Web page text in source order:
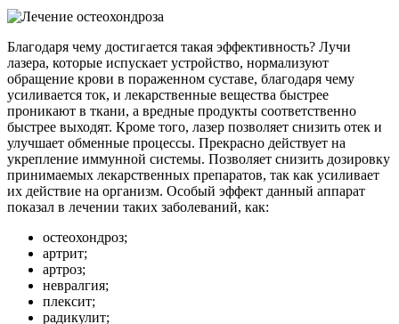
Благодаря чему достигается такая эффективность? Лучи
лазера, которые испускает устройство, нормализуют
обращение крови в пораженном суставе, благодаря чему
усиливается ток, и лекарственные вещества быстрее
проникают в ткани, а вредные продукты соответственно
быстрее выходят. Кроме того, лазер позволяет снизить отек и
улучшает обменные процессы. Прекрасно действует на
укрепление иммунной системы. Позволяет снизить дозировку
принимаемых лекарственных препаратов, так как усиливает
их действие на организм. Особый эффект данный аппарат
показал в лечении таких заболеваний, как:
остеохондроз;
артрит;
артроз;
невралгия;
плексит;
радикулит;